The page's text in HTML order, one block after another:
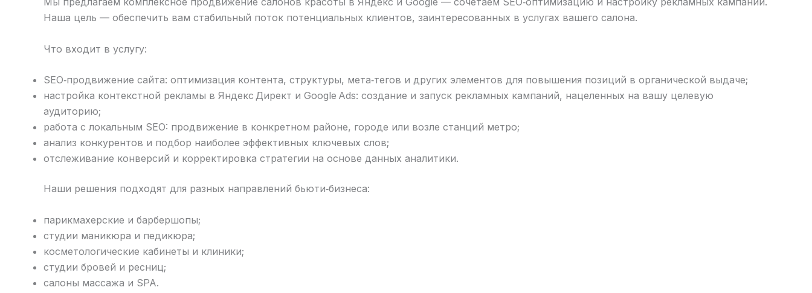
Наша цель — обеспечить вам стабильный поток потенциальных клиентов, заинтересованных в услугах вашего салона.
Что входит в услугу:
SEO‑продвижение сайта: оптимизация контента, структуры, мета‑тегов и других элементов для повышения позиций в органической выдаче;
настройка контекстной рекламы в Яндекс Директ и Google Ads: создание и запуск рекламных кампаний, нацеленных на вашу целевую
аудиторию;
работа с локальным SEO: продвижение в конкретном районе, городе или возле станций метро;
анализ конкурентов и подбор наиболее эффективных ключевых слов;
отслеживание конверсий и корректировка стратегии на основе данных аналитики.
Наши решения подходят для разных направлений бьюти‑бизнеса:
парикмахерские и барбершопы;
студии маникюра и педикюра;
косметологические кабинеты и клиники;
студии бровей и ресниц;
салоны массажа и SPA.